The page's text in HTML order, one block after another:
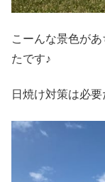
こーんな景色が
たです♪
日焼け対策は必要